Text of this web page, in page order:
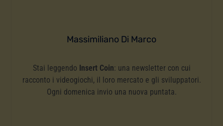
Massimiliano Di Marco
Stai leggendo Insert Coin: una newsletter con cui
racconto i videogiochi, il loro mercato e gli sviluppatori.
Ogni domenica invio una nuova puntata.